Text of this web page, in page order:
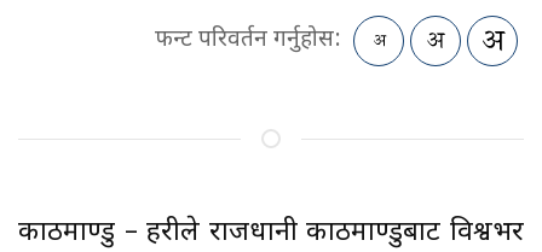
फन्ट परिवर्तन गर्नुहोस:
काठमाण्डु – प्रहरीले राजधानी काठमाण्डुबाट विश्वभर